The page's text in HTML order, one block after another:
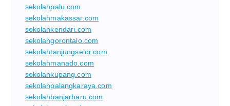
sekolahpalu.com
sekolahmakassar.com
sekolahkendari.com
sekolahgorontalo.com
sekolahtanjungselor.com
sekolahmanado.com
sekolahkupang.com
sekolahpalangkaraya.com
sekolahbanjarbaru.com